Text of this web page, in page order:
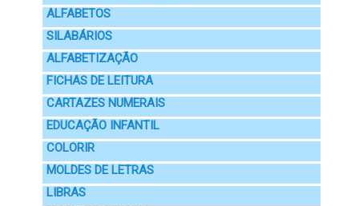
ALFABETOS
SILABÁRIOS
ALFABETIZAÇÃO
FICHAS DE LEITURA
CARTAZES NUMERAIS
EDUCAÇÃO INFANTIL
COLORIR
MOLDES DE LETRAS
LIBRAS